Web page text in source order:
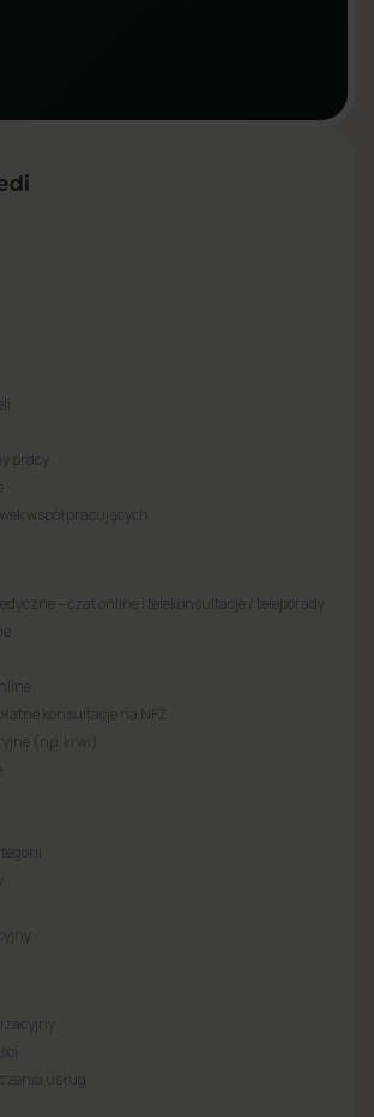
pracy
współpracujących
– czat online i telekonsultacje / teleporady
konsultacje na NFZ
(np. krwi)
usług